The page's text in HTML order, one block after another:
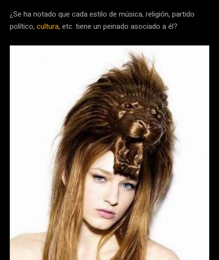
¿Se ha notado que cada estilo de música, religión, partido
político, cultura, etc. tiene un peinado asociado a él?